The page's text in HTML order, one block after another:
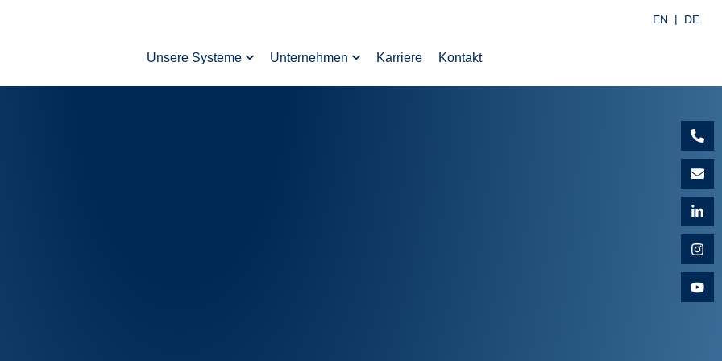
EN DE
Unsere Systeme Unternehmen Karriere Kontakt